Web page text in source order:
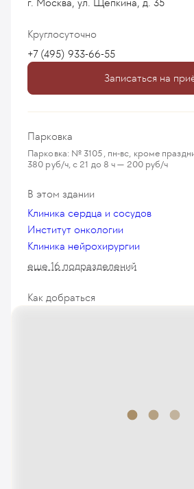
Круглосуточно
+7 (495) 933-66-55
Записаться на
Парковка
Парковка: № 3105, пн-вс, кроме
380 руб/ч, с 21 до 8 ч — 200 руб/ч
В этом здании
Клиника сердца и сосудов
Институт онкологии
Клиника нейрохирургии
еще 16 подразделений
Как добраться